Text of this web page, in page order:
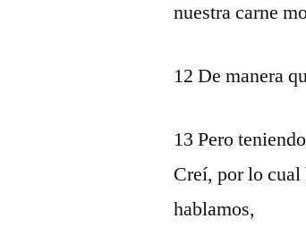
nuestra carne
12 De manera
13 Pero
Creí, por lo cual
hablamos,